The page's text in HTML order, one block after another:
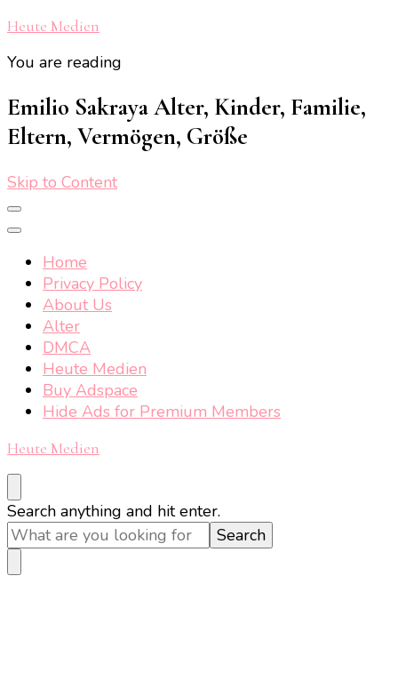
Heute Medien
You are reading
Emilio Sakraya Alter, Kinder, Familie,
Eltern, Vermögen, Größe
Skip to Content
Home
Privacy Policy
About Us
Alter
DMCA
Heute Medien
Buy Adspace
Hide Ads for Premium Members
Heute Medien
Looking
for
Something?
Search anything and hit enter.